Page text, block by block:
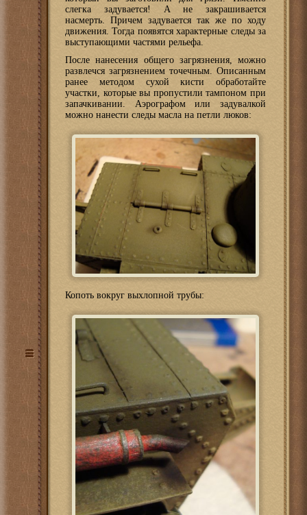
слегка задувается! А не закрашивается
насмерть. Причем задувается так же по ходу
движения. Тогда появятся характерные следы за
выступающими частями рельефа.
После нанесения общего загрязнения, можно
развлечся загрязнением точечным. Описанным
ранее методом сухой кисти обработайте
участки, которые вы пропустили тампоном при
запачкивании. Аэрографом или задувалкой
можно нанести следы масла на петли люков:
Копоть вокруг выхлопной трубы: